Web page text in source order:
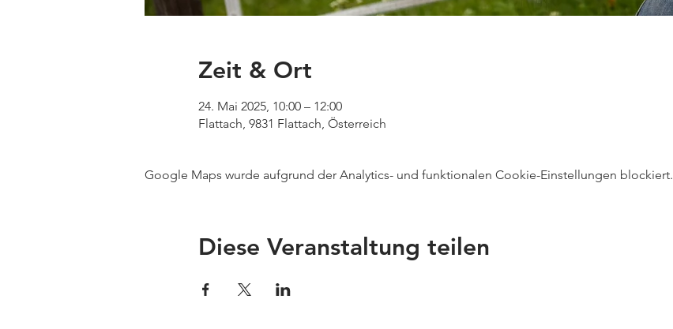
Zeit & Ort
24. Mai 2025, 10:00 – 12:00
Flattach, 9831 Flattach, Österreich
Google Maps wurde aufgrund der Analytics- und funktionalen Cookie-Einstellungen blockiert.
Diese Veranstaltung teilen